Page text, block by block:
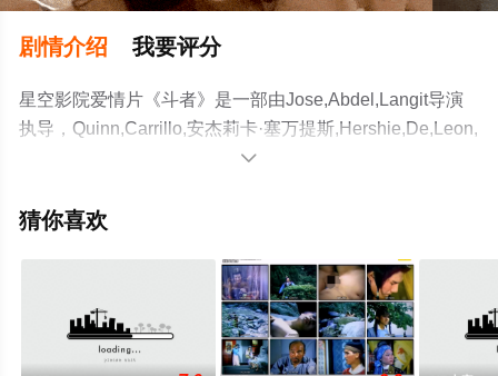
剧情介绍 我要评分
星空影院爱情片《斗者》是一部由Jose,Abdel,Langit导演
执导，Quinn,Carrillo,安杰莉卡·塞万提斯,Hershie,De,Leon,
等演员精彩演绎的菲律宾电影，手机免费观看高清无删减
豆瓣电影、电视猫或剧情网等平台了解。

猜你喜欢